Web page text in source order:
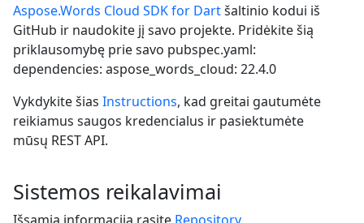
Aspose.Words Cloud SDK for Dartšaltinio kodui iš
GitHub ir naudokite jį savo projekte. Pridėkite šią
priklausomybę prie savo pubspec.yaml:
dependencies: aspose_words_cloud: 22.4.0
Vykdykite šias Instructions, kad greitai gautumėte
reikiamus saugos kredencialus ir pasiektumėte
mūsų REST API.
Sistemos reikalavimai